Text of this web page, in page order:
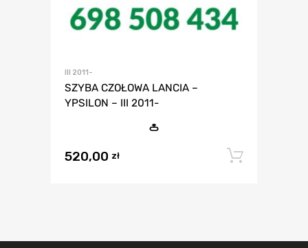
III 2011-
SZYBA CZOŁOWA LANCIA –
YPSILON – III 2011-
520,00 zł